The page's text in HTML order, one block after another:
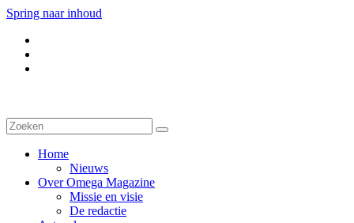
Spring naar inhoud
Home
Nieuws
Over Omega Magazine
Missie en visie
De redactie